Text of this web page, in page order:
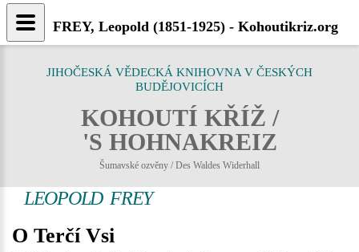
JIHOČESKÁ VĚDECKÁ KNIHOVNA V ČESKÝCH
BUDĚJOVICÍCH
KOHOUTÍ KŘÍŽ /
'S HOHNAKREIZ
Šumavské ozvěny / Des Waldes Widerhall
LEOPOLD FREY
O Terčí Vsi
FREY, Leopold (1851-1925) - Kohoutikriz.org